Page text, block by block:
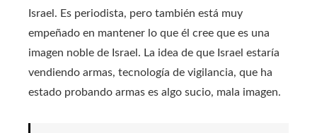
Israel. Es periodista, pero también está muy
empeñado en mantener lo que él cree que es una
imagen noble de Israel. La idea de que Israel estaría
vendiendo armas, tecnología de vigilancia, que ha
estado probando armas es algo sucio, mala imagen.